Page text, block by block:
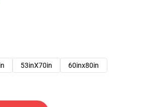
53inX70in 60inx80in